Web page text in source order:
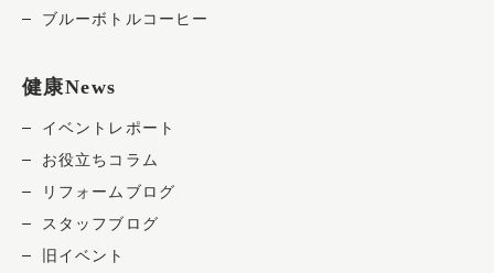
ブルーボトルコーヒー
健康News
イベントレポート
お役立ちコラム
リフォームブログ
スタッフブログ
旧イベント